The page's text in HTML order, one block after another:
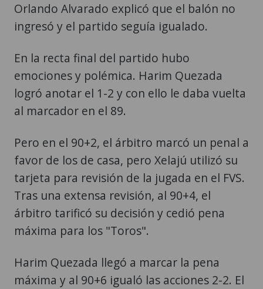
Orlando Alvarado explicó que el balón no
ingresó y el partido seguía igualado.
En la recta final del partido hubo
emociones y polémica. Harim Quezada
logró anotar el 1-2 y con ello le daba vuelta
al marcador en el 89.
Pero en el 90+2, el árbitro marcó un penal a
favor de los de casa, pero Xelajú utilizó su
tarjeta para revisión de la jugada en el FVS.
Tras una extensa revisión, al 90+4, el
árbitro tarificó su decisión y cedió pena
máxima para los "Toros".
Harim Quezada llegó a marcar la pena
máxima y al 90+6 igualó las acciones 2-2. El